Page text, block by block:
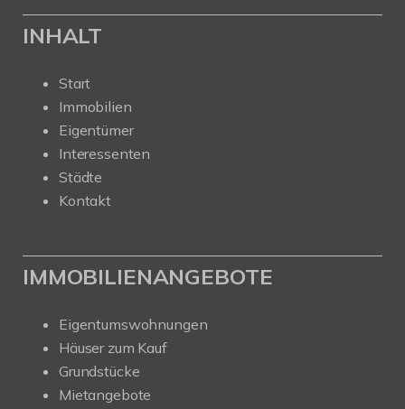
INHALT
Start
Immobilien
Eigentümer
Interessenten
Städte
Kontakt
IMMOBILIENANGEBOTE
Eigentumswohnungen
Häuser zum Kauf
Grundstücke
Mietangebote